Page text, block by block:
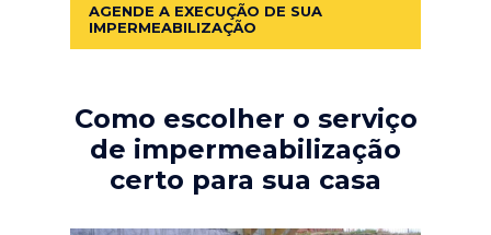
AGENDE A EXECUÇÃO DE SUA
IMPERMEABILIZAÇÃO
Como escolher o serviço
de impermeabilização
certo para sua casa